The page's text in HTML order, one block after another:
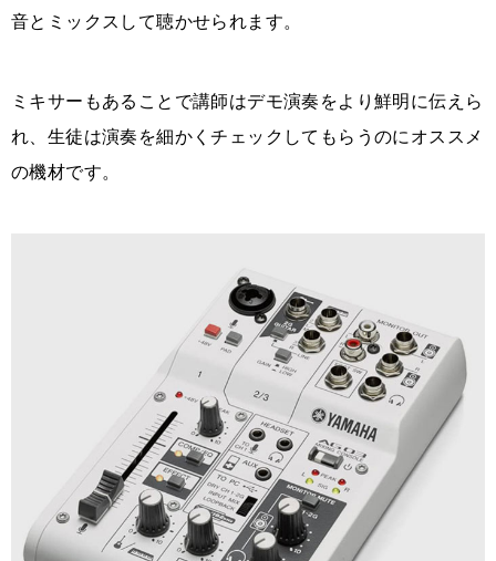
音とミックスして聴かせられます。
ミキサーもあることで講師はデモ演奏をより鮮明に伝えら
れ、生徒は演奏を細かくチェックしてもらうのにオススメ
の機材です。